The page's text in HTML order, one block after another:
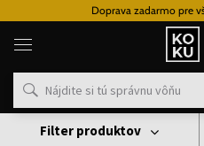
Doprava zadarmo pre
Originálne
parfémy
hodinky
na
mieste
Hodinky
Pánske Hodinky
Filter produktov